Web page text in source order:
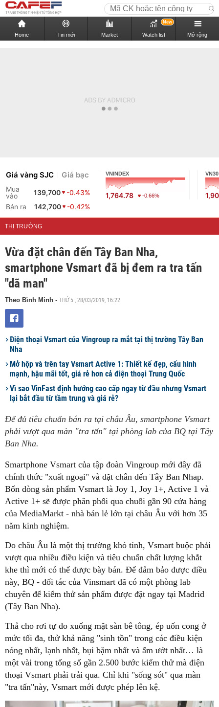
Home Tin mới Market Watch list
New
Mở rộng
Giá vàng SJC Giá bạc
Mua
vào
139,700
-0.43%
Bán ra
142,700 -0.42%
VNINDEX
1,764.78 -0.66%
VN30
THỊ TRƯỜNG
Vừa đặt chân đến Tây Ban Nha,
smartphone Vsmart đã bị đem ra tra tấn
"dã man"
Theo Bình Minh - THỨ 5 , 28/03/2019, 16:22
Điện thoại Vsmart của Vingroup ra mắt tại thị trường Tây Ban
Nha
Mở hộp và trên tay Vsmart Active 1: Thiết kế đẹp, cấu hình
mạnh, hậu mãi tốt, giá rẻ hơn cả điện thoại Trung Quốc
Vì sao VinFast định hướng cao cấp ngay từ đầu nhưng Vsmart
lại bắt đầu từ tầm trung và giá rẻ?
Để đủ tiêu chuẩn bán ra tại châu Âu, smartphone Vsmart
phải vượt qua màn "tra tấn" tại phòng lab của BQ tại Tây
Ban Nha.
Smartphone Vsmart của tập đoàn Vingroup mới đây đã
chính thức "xuất ngoại" và đặt chân đến Tây Ban Nhap.
Bốn dòng sản phẩm Vsmart là Joy 1, Joy 1+, Active 1 và
Active 1+ sẽ được phân phối qua chuỗi gần 90 cửa hàng
của MediaMarkt - nhà bán lẻ lớn tại châu Âu với hơn 35
năm kinh nghiệm.
Do châu Âu là một thị trường khó tính, Vsmart buộc phải
vượt qua nhiều điều kiện và tiêu chuẩn chất lượng khắt
khe thì mới có thể được bày bán. Để đảm bảo được điều
này, BQ - đối tác của Vinsmart đã có một phòng lab
chuyên để kiểm thử sản phẩm được đặt ngay tại Madrid
(Tây Ban Nha).
Thả cho rơi tự do xuống mặt sàn bê tông, ép uốn cong ở
mức tối đa, thử khả năng "sinh tồn" trong các điều kiện
nóng nhất, lạnh nhất, bụi bặm nhất và ẩm ướt nhất… là
một vài trong tổng số gần 2.500 bước kiểm thử mà điện
thoại Vsmart phải trải qua. Chỉ khi "sống sót" qua màn
"tra tấn"này, Vsmart mới được phép lên kệ.